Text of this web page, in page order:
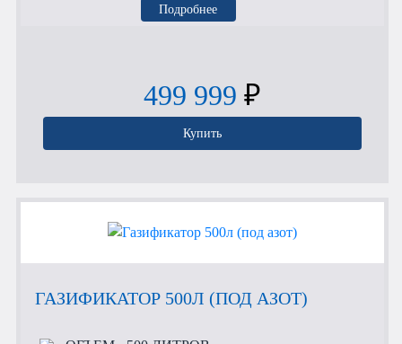
Подробнее
499 999 ₽
Купить
ГАЗИФИКАТОР 500Л (ПОД АЗОТ)